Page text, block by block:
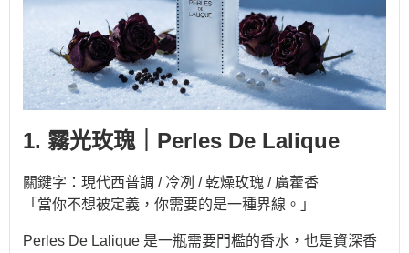
1. 霧光玫瑰｜Perles De Lalique
關鍵字：現代西普調 / 冷冽 / 乾燥玫瑰 / 廣藿香
「當你不想被定義，你需要的是一種界線。」
Perles De Lalique 是一瓶需要門檻的香水，也是資深香